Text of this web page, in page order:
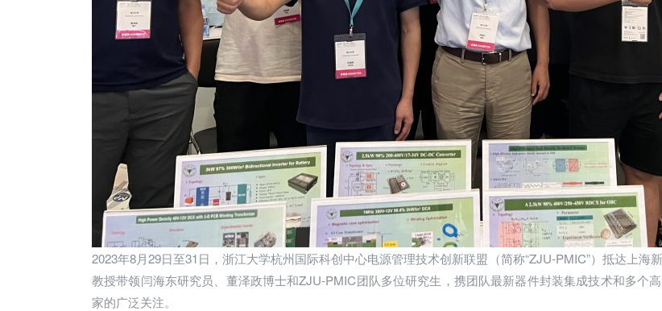
2023年8月29日至31日，浙江大学杭州国际科创中心电源管理技术创新联盟（简称“ZJU-PMIC”）抵达上
教授带领闫海东研究员、董泽政博士和ZJU-PMIC团队多位研究生，携团队最新器件封装集成技术和多个
家的广泛关注。